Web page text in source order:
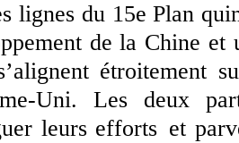
lignes du 15e Plan
de la Chine et
étroitement
Uni. Les deux
leurs efforts et